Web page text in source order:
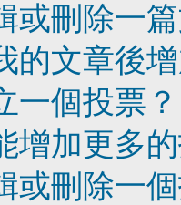
或刪除一
的文章後
一個投票？
增加更多
或刪除一